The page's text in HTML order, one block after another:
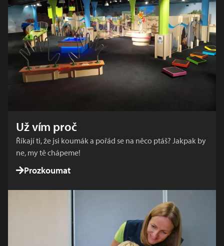
Už vím proč
Říkají ti, že jsi koumák a pořád se na něco ptáš? Jakpak by
ne, my tě chápeme!
Prozkoumat